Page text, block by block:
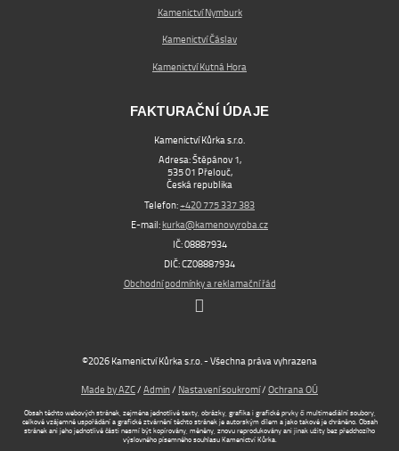
Kamenictví Nymburk
Kamenictví Čáslav
Kamenictví Kutná Hora
FAKTURAČNÍ ÚDAJE
Kamenictví Kůrka s.r.o.
Adresa: Štěpánov 1,
535 01 Přelouč,
Česká republika
Telefon:+420 775 337 383
E-mail:kurka@kamenovyroba.cz
IČ: 08887934
DIČ: CZ08887934
Obchodní podmínky a reklamační řád
©2026 Kamenictví Kůrka s.r.o. - Všechna práva vyhrazena
Made by AZC/Admin/Nastavení soukromí/Ochrana OÚ
Obsah těchto webových stránek, zejména jednotlivé texty, obrázky, grafika i grafické prvky či multimediální soubory,
celkové vzájemné uspořádání a grafické ztvárnění těchto stránek je autorským dílem a jako takové je chráněno. Obsah
stránek ani jeho jednotlivé části nesmí být kopírovány, měněny, znovu reprodukovány ani jinak užity bez předchozího
výslovného písemného souhlasu Kamenictví Kůrka.